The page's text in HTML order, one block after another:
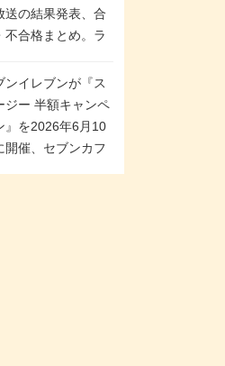
送の結果発表、合
不合格まとめ。ラ
「金のハンバー
。満場一致合格数
品、合格数は2商
TVerでの見逃し配
ンイレブンが『ス
ジー 半額キャンペ
』を2026年6月10
開催、セブンカフ